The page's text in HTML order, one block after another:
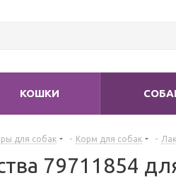
КОШКИ
для собак - Корм для собак -
79711854